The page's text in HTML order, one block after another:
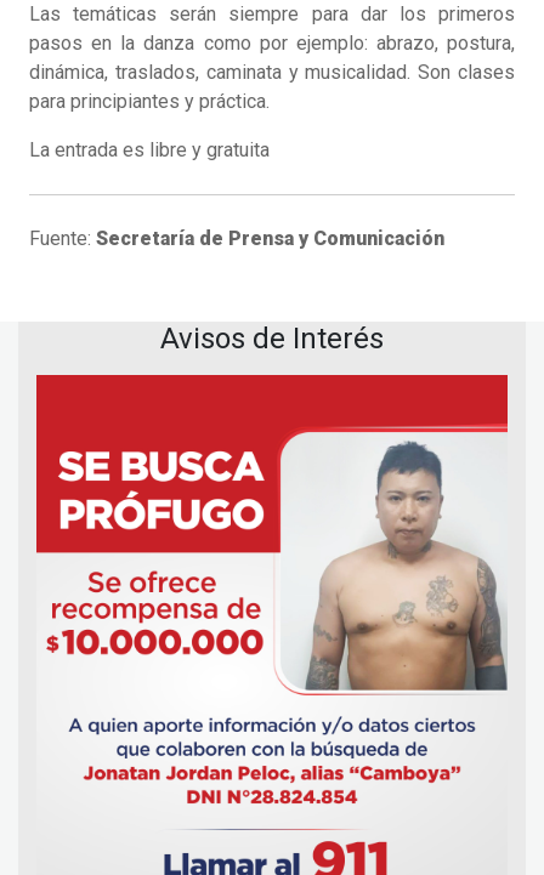
Las temáticas serán siempre para dar los primeros
pasos en la danza como por ejemplo: abrazo, postura,
dinámica, traslados, caminata y musicalidad. Son clases
para principiantes y práctica.
La entrada es libre y gratuita
Fuente: Secretaría de Prensa y Comunicación
Avisos de Interés